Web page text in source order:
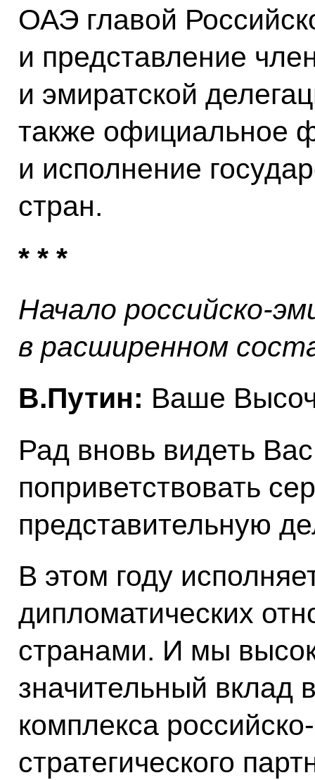
ОАЭ главой
и представление
и эмиратской
также официальное
и исполнение
стран.
* * *
Начало российско-
в расширенном
В.Путин: Ваше
Рад вновь видеть
поприветствовать
представительную
В этом году
дипломатических
странами. И мы
значительный вклад
комплекса
стратегического